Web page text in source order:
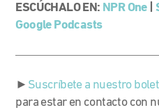
ESCÚCHALO EN: NPR One|
Google Podcasts
► Suscríbete a nuestro
para estar en contacto con